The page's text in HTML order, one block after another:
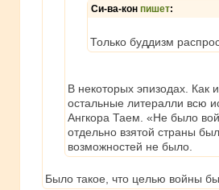
Си-ва-кон пишет:
Только буддизм
В некоторых эпизодах. Как
остальные литералли всю
Ангкора Таем. «Не было
отдельно взятой страны
возможностей не было.
Было такое, что целью войны